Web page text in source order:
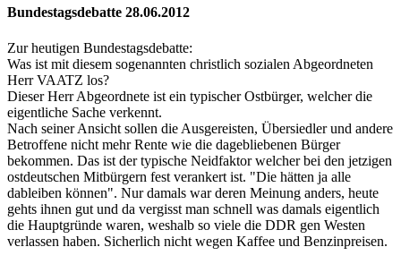
Bundestagsdebatte 28.06.2012
Zur heutigen Bundestagsdebatte:
Was ist mit diesem sogenannten christlich sozialen Abgeordneten
Herr VAATZ los?
Dieser Herr Abgeordnete ist ein typischer Ostbürger, welcher die
eigentliche Sache verkennt.
Nach seiner Ansicht sollen die Ausgereisten, Übersiedler und andere
Betroffene nicht mehr Rente wie die dagebliebenen Bürger
bekommen. Das ist der typische Neidfaktor welcher bei den jetzigen
ostdeutschen Mitbürgern fest verankert ist. "Die hätten ja alle
dableiben können". Nur damals war deren Meinung anders, heute
gehts ihnen gut und da vergisst man schnell was damals eigentlich
die Hauptgründe waren, weshalb so viele die DDR gen Westen
verlassen haben. Sicherlich nicht wegen Kaffee und Benzinpreisen.